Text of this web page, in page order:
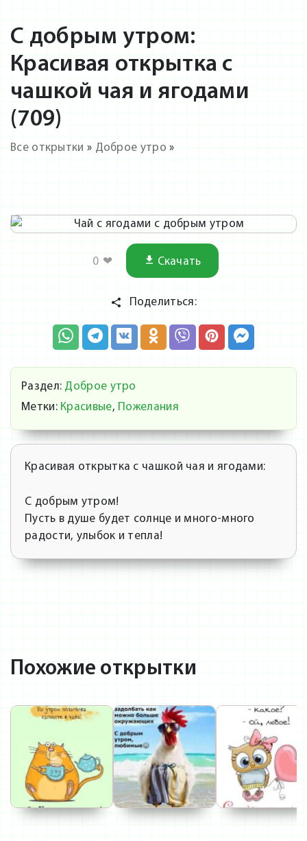
С добрым утром:
Красивая открытка с
чашкой чая и ягодами
(709)
Все открытки » Доброе утро »
0 ❤ Скачать
Поделиться:
Раздел: Доброе утро
Метки: Красивые, Пожелания
Красивая открытка с чашкой чая и ягодами:
С добрым утром!
Пусть в душе будет солнце и много-много
радости, улыбок и тепла!
Похожие открытки